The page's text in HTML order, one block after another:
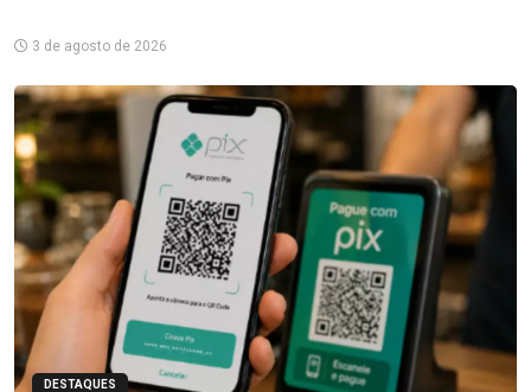
3 de agosto de 2026
DESTAQUES